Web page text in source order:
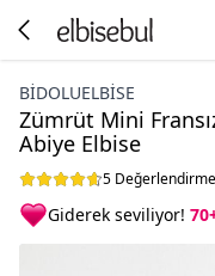
BIDOLUELBISE
Zümrüt Mini
Abiye Elbise
5 Değerlendirme
Giderek seviliyor!